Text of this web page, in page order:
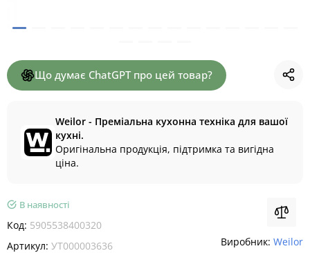
Що думає ChatGPT про цей товар?
Weilor - Преміальна кухонна техніка для вашої
кухні.
Оригінальна продукція, підтримка та вигідна
ціна.
В наявності
Код: 5905538400320
Артикул: УТ000003636 Виробник: Weilor